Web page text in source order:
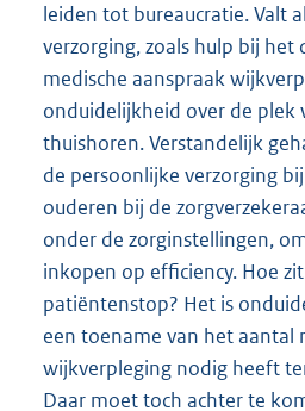
leiden tot bureaucratie. Valt
verzorging, zoals hulp bij het
medische aanspraak
onduidelijkheid over de plek
thuishoren. Verstandelijk
de persoonlijke verzorging
ouderen bij de
onder de zorginstellingen,
inkopen op efficiency. Hoe
patiëntenstop? Het is
een toename van het aantal
wijkverpleging nodig heeft
Daar moet toch achter te